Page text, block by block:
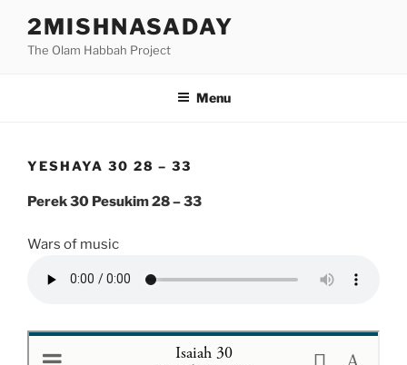
content
2MISHNASADAY
The Olam Habbah Project
Menu
YESHAYA 30 28 – 33
Perek 30 Pesukim 28 – 33
Wars of music